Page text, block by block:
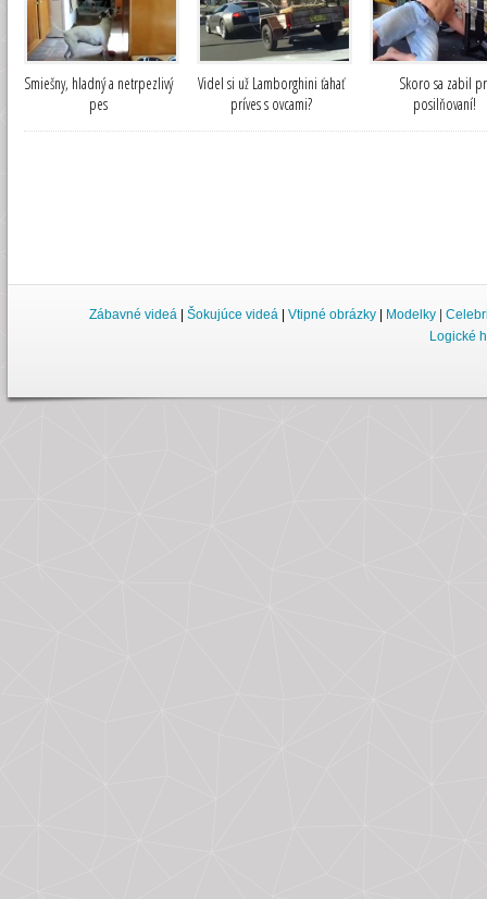
Smiešny, hladný a netrpezlivý
pes
Videl si už Lamborghini ťahať
príves s ovcami?
Skoro sa zabil
posilňovaní!
Zábavné videá | Šokujúce videá | Vtipné obrázky | Modelky |
Logické